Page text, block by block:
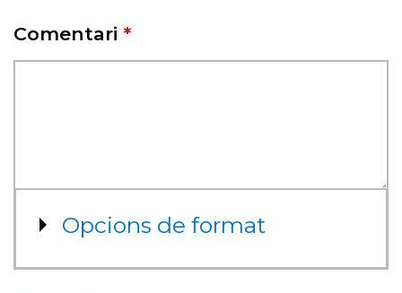
Comentari *
Mostra
Opcions de format